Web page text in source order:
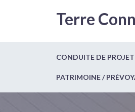
Terre
CONDUITE DE PROJET
PATRIMOINE /